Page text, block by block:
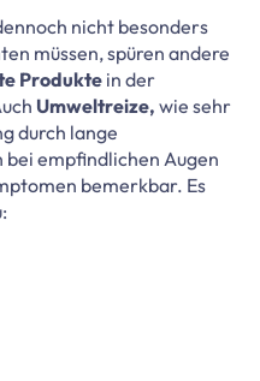
nicht besonders
müssen, spüren andere
Produktein der
Umweltreize, wie sehr
durch lange
empfindlichen Augen
bemerkbar. Es